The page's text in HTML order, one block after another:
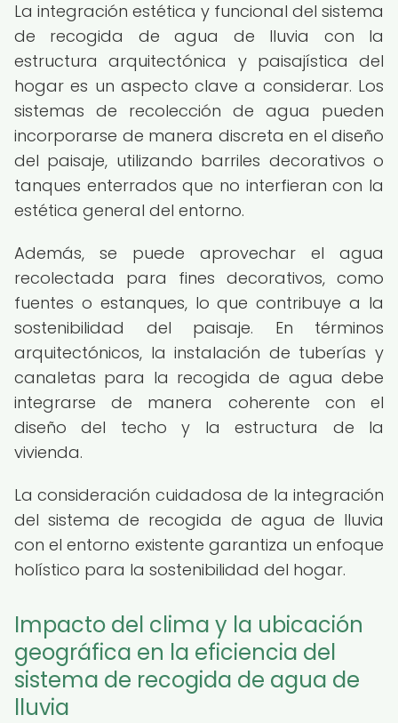
La integración estética y funcional del sistema
de recogida de agua de lluvia con la
estructura arquitectónica y paisajística del
hogar es un aspecto clave a considerar. Los
sistemas de recolección de agua pueden
incorporarse de manera discreta en el diseño
del paisaje, utilizando barriles decorativos o
tanques enterrados que no interfieran con la
estética general del entorno.
Además, se puede aprovechar el agua
recolectada para fines decorativos, como
fuentes o estanques, lo que contribuye a la
sostenibilidad del paisaje. En términos
arquitectónicos, la instalación de tuberías y
canaletas para la recogida de agua debe
integrarse de manera coherente con el
diseño del techo y la estructura de la
vivienda.
La consideración cuidadosa de la integración
del sistema de recogida de agua de lluvia
con el entorno existente garantiza un enfoque
holístico para la sostenibilidad del hogar.
Impacto del clima y la ubicación
geográfica en la eficiencia del
sistema de recogida de agua de
lluvia